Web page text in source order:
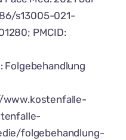
s13005-021-
PMCID:
Folgebehandlung
www.kostenfalle-
folgebehandlung-